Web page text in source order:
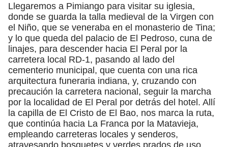
Llegaremos a Pimiango para visitar su iglesia,
donde se guarda la talla medieval de la Virgen con
el Niño, que se veneraba en el monasterio de Tina;
y lo que queda del palacio de El Pedroso, cuna de
linajes, para descender hacia El Peral por la
carretera local RD-1, pasando al lado del
cementerio municipal, que cuenta con una rica
arquitectura funeraria indiana, y, cruzando con
precaución la carretera nacional, seguir la marcha
por la localidad de El Peral por detrás del hotel. Allí
la capilla de El Cristo de El Bao, nos marca la ruta,
que continúa hacia La Franca por la Matavieja,
empleando carreteras locales y senderos,
atravesando bosquetes y verdes prados de uso